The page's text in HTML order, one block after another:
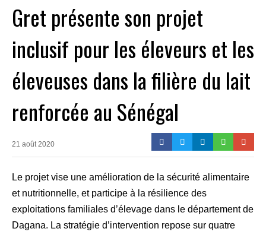
Gret présente son projet
inclusif pour les éleveurs et les
éleveuses dans la filière du lait
renforcée au Sénégal
21 août 2020
Le projet vise une amélioration de la sécurité alimentaire
et nutritionnelle, et participe à la résilience des
exploitations familiales d’élevage dans le département de
Dagana. La stratégie d’intervention repose sur quatre